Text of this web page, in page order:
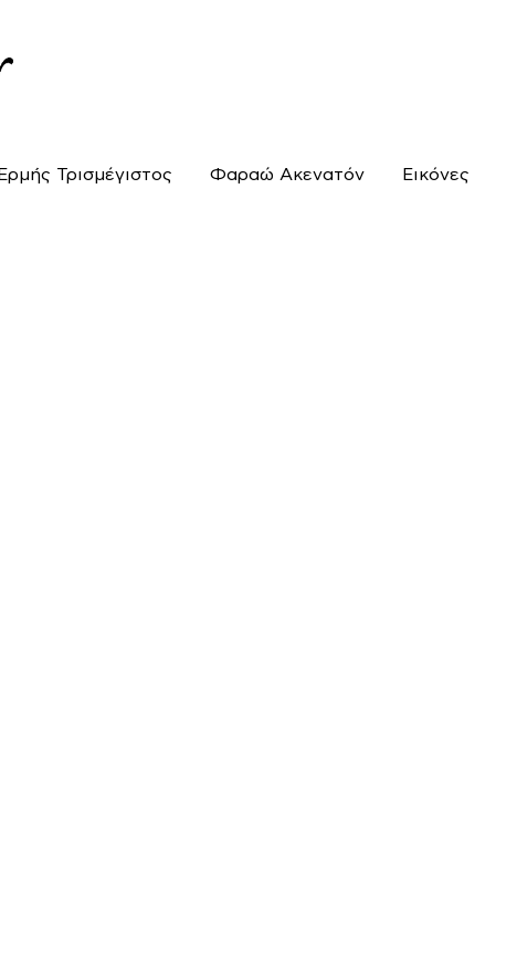
Ερμής Τρισμέγιστος Φαραώ Ακενατόν Εικόνες